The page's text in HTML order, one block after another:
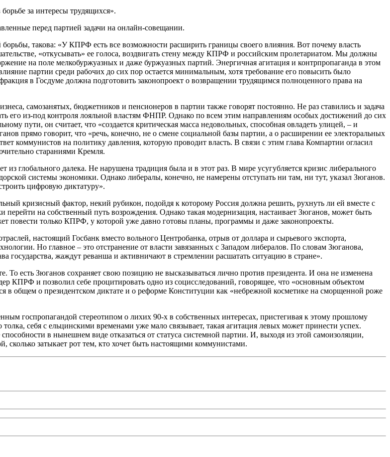
за интересы трудящихся».
перед партией задачи на онлайн-совещании.
такова: «У КПРФ есть все возможности расширить границы своего влияния. Вот почему власть
«откусывать» ее голоса, воздвигать стену между КПРФ и российским пролетариатом. Мы должны
на поле мелкобуржуазных и даже буржуазных партий. Энергичная агитация и контрпропаганда в этом
партии среди рабочих до сих пор остается минимальным, хотя требование его повысить было
в Госдуме должна подготовить законопроект о возвращении трудящимся полноценного права на
самозанятых, бюджетников и пенсионеров в партии также говорят постоянно. Не раз ставились и задача
его из-под контроля лояльной властям ФНПР. Однако по всем этим направлениям особых достижений до сих
пути, он считает, что «создается критическая масса недовольных, способная овладеть улицей, – и
прямо говорит, что «речь, конечно, не о смене социальной базы партии, а о расширении ее электоральных
коммунистов на политику давления, которую проводит власть. В связи с этим глава Компартии огласил
стараниями Кремля.
глобального далека. Не нарушена традиция была и в этот раз. В мире усугубляется кризис либерального
системы экономики. Однако либералы, конечно, не намерены отступать ни там, ни тут, указал Зюганов.
цифровую диктатуру».
кризисный фактор, некий рубикон, подойдя к которому Россия должна решить, рухнуть ли ей вместе с
на собственный путь возрождения. Однако такая модернизация, настаивает Зюганов, может быть
повести только КПРФ, у которой уже давно готовы планы, программы и даже законопроекты.
настоящий Госбанк вместо вольного Центробанка, отрыв от доллара и сырьевого экспорта,
Но главное – это отстранение от власти завязанных с Западом либералов. По словам Зюганова,
государства, жаждут реванша и активничают в стремлении расшатать ситуацию в стране».
есть Зюганов сохраняет свою позицию не высказываться лично против президента. И она не изменена
КПРФ и позволил себе процитировать одно из социсследований, говорящее, что «основным объектом
в общем о президентском диктате и о реформе Конституции как «небрежной косметике на сморщенной роже
госпропагандой стереотипом о лихих 90-х в собственных интересах, пристегивая к этому прошлому
себя с ельцинскими временами уже мало связывает, такая агитация левых может принести успех.
в нынешнем виде отказаться от статуса системной партии. И, выходя из этой самоизоляции,
сколько затыкает рот тем, кто хочет быть настоящими коммунистами.